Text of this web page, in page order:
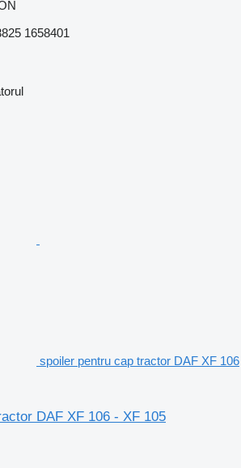
1658401
spoiler pentru cap tractor DAF XF 106
DAF XF 106 - XF 105